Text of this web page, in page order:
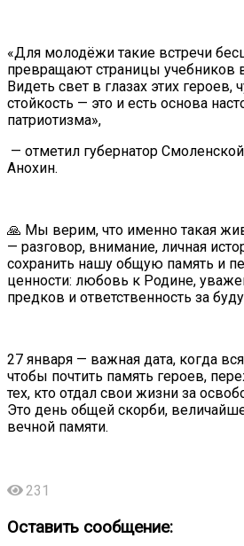
«Для молодёжи такие встречи
превращают страницы учебников
Видеть свет в глазах этих героев,
стойкость — это и есть основа
патриотизма»,
— отметил губернатор
Анохин.
🙏 Мы верим, что именно такая
— разговор, внимание, личная
сохранить нашу общую память и
ценности: любовь к Родине,
предков и ответственность за
27 января — важная дата, когда
чтобы почтить память героев,
тех, кто отдал свои жизни за
Это день общей скорби,
вечной памяти.
231
Оставить сообщение: